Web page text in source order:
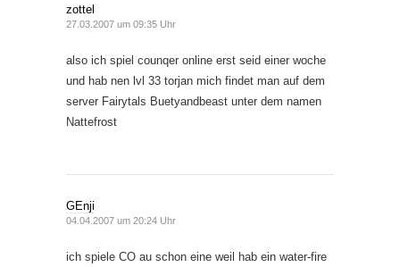
zottel
27.03.2007 um 09:35 Uhr
also ich spiel counqer online erst seid einer woche
und hab nen lvl 33 torjan mich findet man auf dem
server Fairytals Buetyandbeast unter dem namen
Nattefrost
GEnji
04.04.2007 um 20:24 Uhr
ich spiele CO au schon eine weil hab ein water-fire